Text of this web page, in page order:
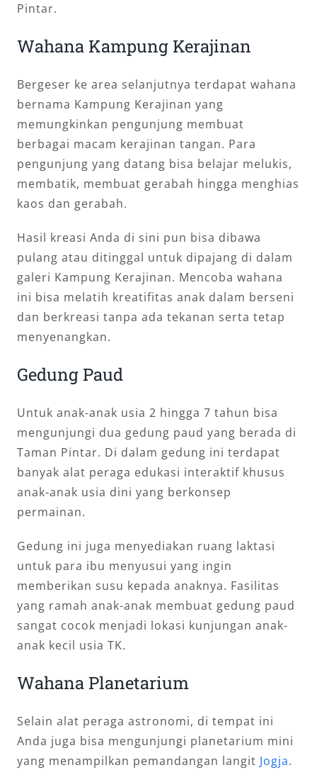
Pintar.
Wahana Kampung Kerajinan
Bergeser ke area selanjutnya terdapat wahana
bernama Kampung Kerajinan yang
memungkinkan pengunjung membuat
berbagai macam kerajinan tangan. Para
pengunjung yang datang bisa belajar melukis,
membatik, membuat gerabah hingga menghias
kaos dan gerabah.
Hasil kreasi Anda di sini pun bisa dibawa
pulang atau ditinggal untuk dipajang di dalam
galeri Kampung Kerajinan. Mencoba wahana
ini bisa melatih kreatifitas anak dalam berseni
dan berkreasi tanpa ada tekanan serta tetap
menyenangkan.
Gedung Paud
Untuk anak-anak usia 2 hingga 7 tahun bisa
mengunjungi dua gedung paud yang berada di
Taman Pintar. Di dalam gedung ini terdapat
banyak alat peraga edukasi interaktif khusus
anak-anak usia dini yang berkonsep
permainan.
Gedung ini juga menyediakan ruang laktasi
untuk para ibu menyusui yang ingin
memberikan susu kepada anaknya. Fasilitas
yang ramah anak-anak membuat gedung paud
sangat cocok menjadi lokasi kunjungan anak-
anak kecil usia TK.
Wahana Planetarium
Selain alat peraga astronomi, di tempat ini
Anda juga bisa mengunjungi planetarium mini
yang menampilkan pemandangan langit Jogja.